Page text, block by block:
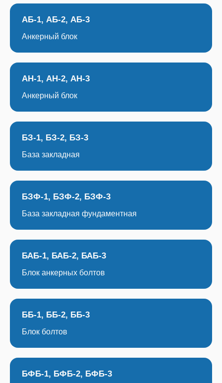
АБ-1, АБ-2, АБ-3
Анкерный блок
АН-1, АН-2, АН-3
Анкерный блок
БЗ-1, БЗ-2, БЗ-3
База закладная
БЗФ-1, БЗФ-2, БЗФ-3
База закладная фундаментная
БАБ-1, БАБ-2, БАБ-3
Блок анкерных болтов
ББ-1, ББ-2, ББ-3
Блок болтов
БФБ-1, БФБ-2, БФБ-3